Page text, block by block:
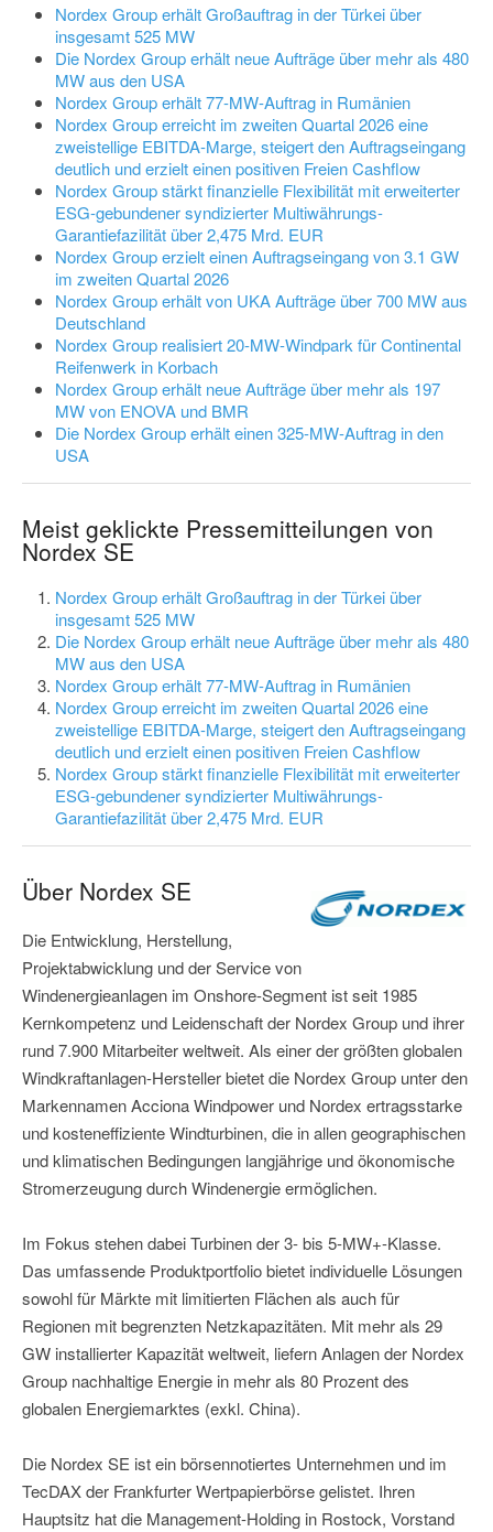
Nordex Group erhält Großauftrag in der Türkei über
insgesamt 525 MW
Die Nordex Group erhält neue Aufträge über mehr als 480
MW aus den USA
Nordex Group erhält 77-MW-Auftrag in Rumänien
Nordex Group erreicht im zweiten Quartal 2026 eine
zweistellige EBITDA-Marge, steigert den Auftragseingang
deutlich und erzielt einen positiven Freien Cashflow
Nordex Group stärkt finanzielle Flexibilität mit erweiterter
ESG-gebundener syndizierter Multiwährungs-
Garantiefazilität über 2,475 Mrd. EUR
Nordex Group erzielt einen Auftragseingang von 3.1 GW
im zweiten Quartal 2026
Nordex Group erhält von UKA Aufträge über 700 MW aus
Deutschland
Nordex Group realisiert 20-MW-Windpark für Continental
Reifenwerk in Korbach
Nordex Group erhält neue Aufträge über mehr als 197
MW von ENOVA und BMR
Die Nordex Group erhält einen 325-MW-Auftrag in den
USA
Meist geklickte Pressemitteilungen von
Nordex SE
Nordex Group erhält Großauftrag in der Türkei über
insgesamt 525 MW
Die Nordex Group erhält neue Aufträge über mehr als 480
MW aus den USA
Nordex Group erhält 77-MW-Auftrag in Rumänien
Nordex Group erreicht im zweiten Quartal 2026 eine
zweistellige EBITDA-Marge, steigert den Auftragseingang
deutlich und erzielt einen positiven Freien Cashflow
Nordex Group stärkt finanzielle Flexibilität mit erweiterter
ESG-gebundener syndizierter Multiwährungs-
Garantiefazilität über 2,475 Mrd. EUR
Über Nordex SE
Die Entwicklung, Herstellung,
Projektabwicklung und der Service von
Windenergieanlagen im Onshore-Segment ist seit 1985
Kernkompetenz und Leidenschaft der Nordex Group und ihrer
rund 7.900 Mitarbeiter weltweit. Als einer der größten globalen
Windkraftanlagen-Hersteller bietet die Nordex Group unter den
Markennamen Acciona Windpower und Nordex ertragsstarke
und kosteneffiziente Windturbinen, die in allen geographischen
und klimatischen Bedingungen langjährige und ökonomische
Stromerzeugung durch Windenergie ermöglichen.
Im Fokus stehen dabei Turbinen der 3- bis 5-MW+-Klasse.
Das umfassende Produktportfolio bietet individuelle Lösungen
sowohl für Märkte mit limitierten Flächen als auch für
Regionen mit begrenzten Netzkapazitäten. Mit mehr als 29
GW installierter Kapazität weltweit, liefern Anlagen der Nordex
Group nachhaltige Energie in mehr als 80 Prozent des
globalen Energiemarktes (exkl. China).
Die Nordex SE ist ein börsennotiertes Unternehmen und im
TecDAX der Frankfurter Wertpapierbörse gelistet. Ihren
Hauptsitz hat die Management-Holding in Rostock, Vorstand